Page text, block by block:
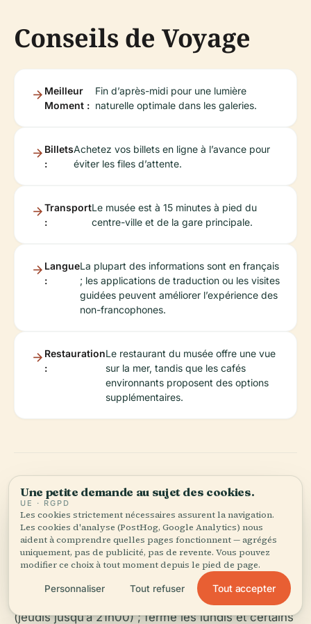
Conseils de Voyage
Meilleur
Moment :
Fin d’après-midi pour une lumière
naturelle optimale dans les galeries.
Billets
:
Achetez vos billets en ligne à l’avance pour
éviter les files d’attente.
Transport
:
Le musée est à 15 minutes à pied du
centre-ville et de la gare principale.
Langue
:
La plupart des informations sont en français
; les applications de traduction ou les visites
guidées peuvent améliorer l’expérience des
non-francophones.
Restauration
:
Le restaurant du musée offre une vue
sur la mer, tandis que les cafés
environnants proposent des options
supplémentaires.
Foire Aux Questions
(FAQ)
Quels sont les horaires d’ouverture du MuMa ?
Ouvert du mardi au dimanche, de 10h00 à 18h00
(jeudis jusqu’à 21h00) ; fermé les lundis et certains
Une petite demande au sujet des cookies.
UE · RGPD
Les cookies strictement nécessaires assurent la navigation.
Les cookies d'analyse (PostHog, Google Analytics) nous
aident à comprendre quelles pages fonctionnent — agrégés
uniquement, pas de publicité, pas de revente. Vous pouvez
modifier ce choix à tout moment depuis le pied de page.
Personnaliser Tout refuser Tout accepter